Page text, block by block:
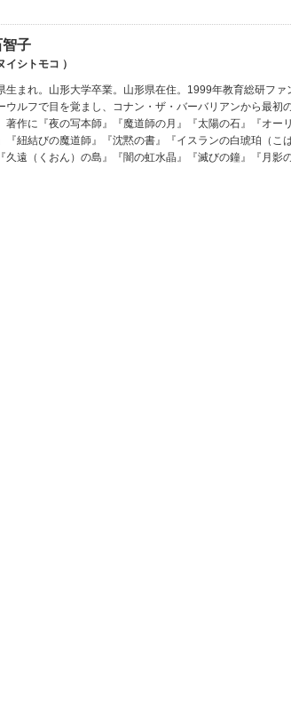
子
イシトモコ ）
生まれ。山形大学卒業。山形県在住。1999年教育総研ファ
ウルフで目を覚まし、コナン・ザ・バーバリアンから最初
著作に『夜の写本師』『魔道師の月』『太陽の石』『オー
『紐結びの魔道師』『沈黙の書』『イスランの白琥珀（こ
久遠（くおん）の島』『闇の虹水晶』『滅びの鐘』『月影